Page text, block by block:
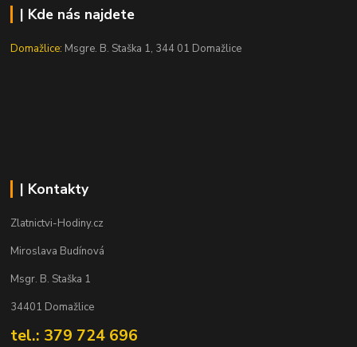
| Kde nás najdete
Domažlice: Msgre. B. Staška 1, 344 01 Domažlice
| Kontakty
Zlatnictvi-Hodiny.cz
Miroslava Budínová
Msgr. B. Staška 1
34401 Domažlice
tel.: 379 724 696